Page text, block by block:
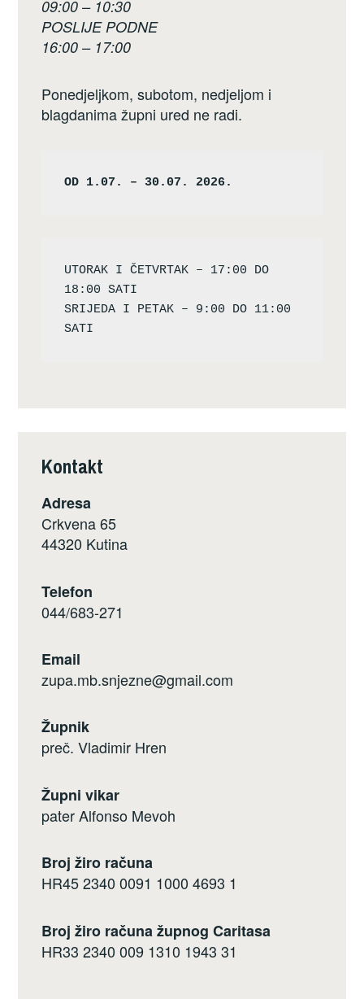
09:00 – 10:30
POSLIJE PODNE
16:00 – 17:00
Ponedjeljkom, subotom, nedjeljom i
blagdanima župni ured ne radi.
OD 1.07. – 30.07. 2026.
UTORAK I ČETVRTAK – 17:00 DO
18:00 SATI
SRIJEDA I PETAK – 9:00 DO 11:00
Kontakt
Adresa
Crkvena 65
44320 Kutina
Telefon
044/683-271
Email
zupa.mb.snjezne@gmail.com
Župnik
preč. Vladimir Hren
Župni vikar
pater Alfonso Mevoh
Broj žiro računa
HR45 2340 0091 1000 4693 1
Broj žiro računa župnog Caritasa
HR33 2340 009 1310 1943 31